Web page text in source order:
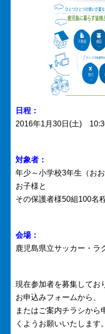
日程：
2016年1月30日(土)
対象者：
年少～小学校3年生（お
お子様と
その保護者様50組100名
会場：
鹿児島県立サッカー・
現在参加者を募集してお
お申込みフォームから、
またはご案内チラシから
くようお願いいたします。